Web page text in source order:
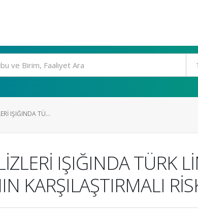
IŞIĞINDA TÜ...
IŞIĞINDA TÜRK
KARŞILAŞTIRMALI